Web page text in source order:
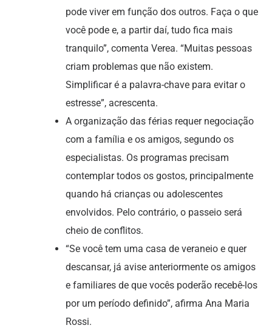
pode viver em função dos outros. Faça o que
você pode e, a partir daí, tudo fica mais
tranquilo”, comenta Verea. “Muitas pessoas
criam problemas que não existem.
Simplificar é a palavra-chave para evitar o
estresse”, acrescenta.
A organização das férias requer negociação
com a família e os amigos, segundo os
especialistas. Os programas precisam
contemplar todos os gostos, principalmente
quando há crianças ou adolescentes
envolvidos. Pelo contrário, o passeio será
cheio de conflitos.
“Se você tem uma casa de veraneio e quer
descansar, já avise anteriormente os amigos
e familiares de que vocês poderão recebê-los
por um período definido”, afirma Ana Maria
Rossi.